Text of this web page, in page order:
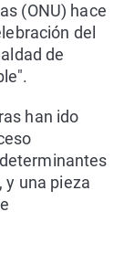
(ONU) hace
del
de
han ido
una pieza